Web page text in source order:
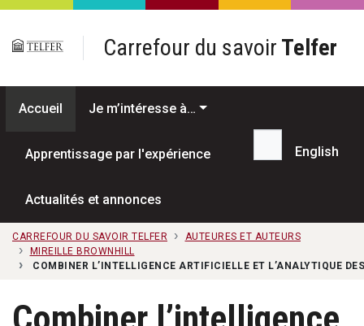
Passer au contenu principal
Carrefour du savoir Telfer
Accueil Je m’intéresse à…
Apprentissage par l'expérience
Actualités et annonces
Recherche...
English
CARREFOUR DU SAVOIR TELFER
AUTEURES ET AUTEURS
MIREILLE BROWNHILL
COMBINER L’INTELLIGENCE ARTIFICIELLE ET L’ANALYTIQUE